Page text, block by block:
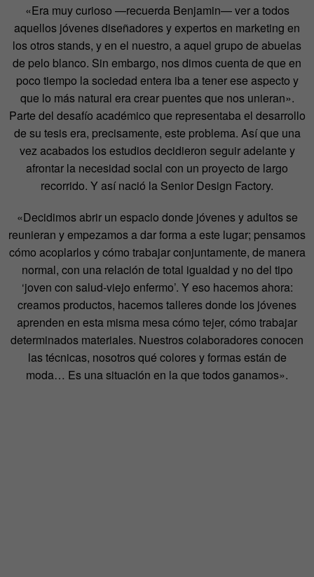
«Era muy curioso —recuerda Benjamin— ver a todos
aquellos jóvenes diseñadores y expertos en marketing en
los otros stands, y en el nuestro, a aquel grupo de abuelas
de pelo blanco. Sin embargo, nos dimos cuenta de que en
poco tiempo la sociedad entera iba a tener ese aspecto y
que lo más natural era crear puentes que nos unieran».
Parte del desafío académico que representaba el desarrollo
de su tesis era, precisamente, este problema. Así que una
vez acabados los estudios decidieron seguir adelante y
afrontar la necesidad social con un proyecto de largo
recorrido. Y así nació la Senior Design Factory.
«Decidimos abrir un espacio donde jóvenes y adultos se
reunieran y empezamos a dar forma a este lugar; pensamos
cómo acoplarlos y cómo trabajar conjuntamente, de manera
normal, con una relación de total igualdad y no del tipo
‘joven con salud-viejo enfermo’. Y eso hacemos ahora:
creamos productos, hacemos talleres donde los jóvenes
aprenden en esta misma mesa cómo tejer, cómo trabajar
determinados materiales. Nuestros colaboradores conocen
las técnicas, nosotros qué colores y formas están de
moda… Es una situación en la que todos ganamos».